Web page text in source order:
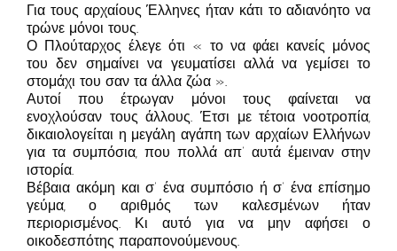
Για τους αρχαίους Έλληνες ήταν κάτι το αδιανόητο να
τρώνε μόνοι τους.
Ο Πλούταρχος έλεγε ότι « το να φάει κανείς μόνος
του δεν σημαίνει να γευματίσει αλλά να γεμίσει το
στομάχι του σαν τα άλλα ζώα ».
Αυτοί που έτρωγαν μόνοι τους φαίνεται να
ενοχλούσαν τους άλλους. Έτσι με τέτοια νοοτροπία,
δικαιολογείται η μεγάλη αγάπη των αρχαίων Ελλήνων
για τα συμπόσια, που πολλά απ’ αυτά έμειναν στην
ιστορία.
Βέβαια ακόμη και σ’ ένα συμπόσιο ή σ’ ένα επίσημο
γεύμα, ο αριθμός των καλεσμένων ήταν
περιορισμένος. Κι αυτό για να μην αφήσει ο
οικοδεσπότης παραπονούμενους.